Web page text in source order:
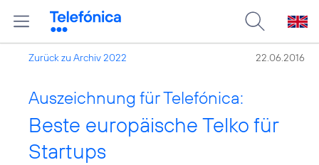
Zurück zu Archiv 2022 22.06.2016
Auszeichnung für Telefónica:
Beste europäische Telko für
Startups